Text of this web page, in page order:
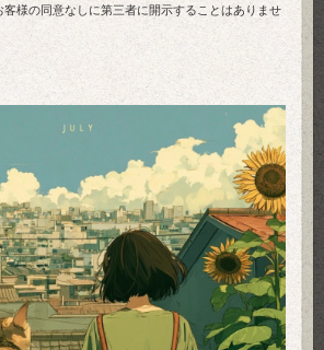
客様の同意なしに第三者に開示することはありませ